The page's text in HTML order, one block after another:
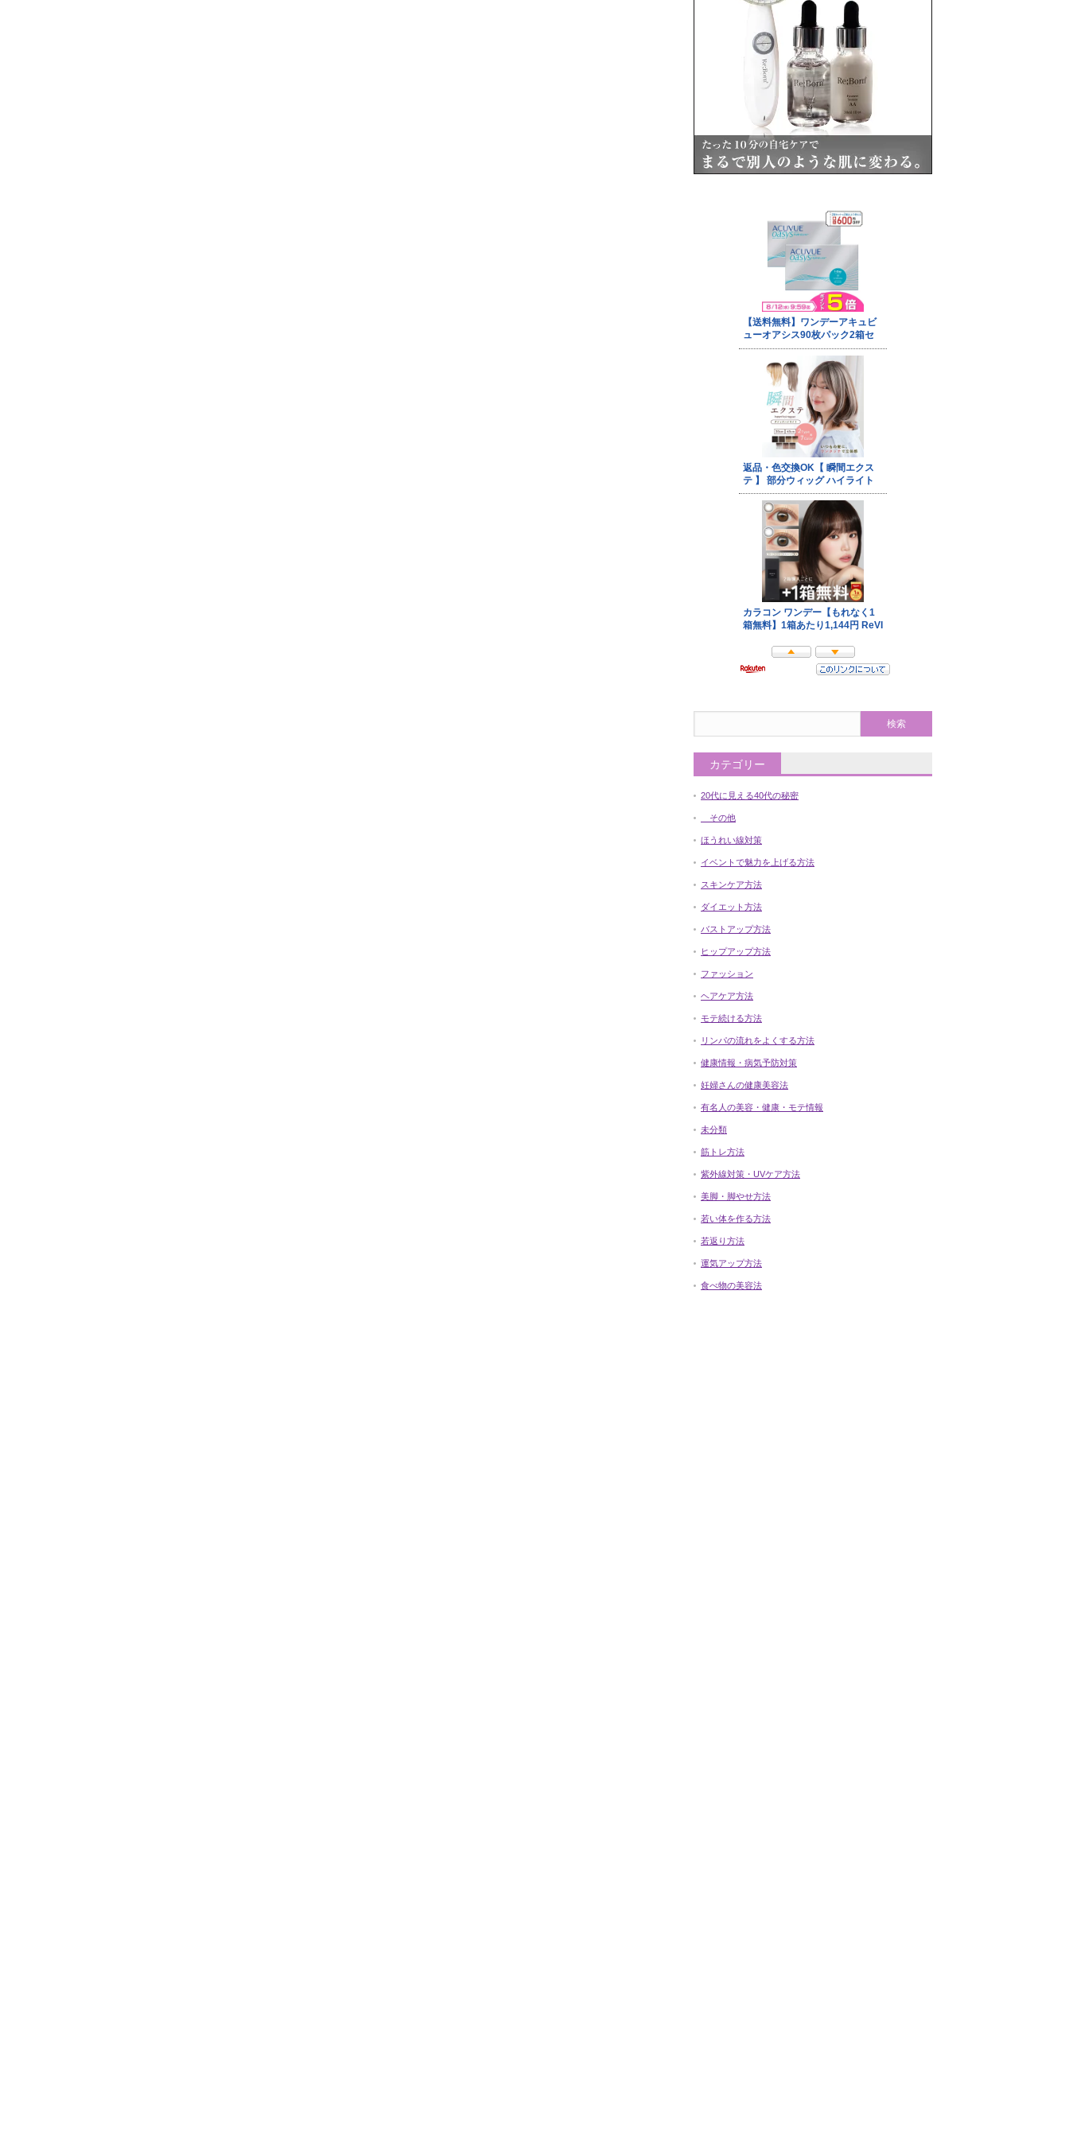
カテゴリー
20代に見える40代の秘密
その他
ほうれい線対策
イベントで魅力を上げる方法
スキンケア方法
ダイエット方法
バストアップ方法
ヒップアップ方法
ファッション
ヘアケア方法
モテ続ける方法
リンパの流れをよくする方法
健康情報・病気予防対策
妊婦さんの健康美容法
有名人の美容・健康・モテ情報
未分類
筋トレ方法
紫外線対策・UVケア方法
美脚・脚やせ方法
若い体を作る方法
若返り方法
運気アップ方法
食べ物の美容法